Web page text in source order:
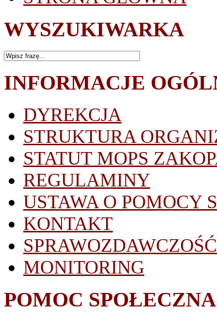
WYSZUKIWARKA
INFORMACJE
DYREKCJA
STRUKTURA
STATUT MOPS
REGULAMINY
USTAWA O POMOCY
KONTAKT
SPRAWOZDAWCZOŚĆ
MONITORING
POMOC SPOŁECZNA